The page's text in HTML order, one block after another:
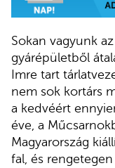
Sokan vagyunk
gyárépületből
Imre tart
nem sok kortárs
a kedvéért
éve, a
Magyarország
fal, és